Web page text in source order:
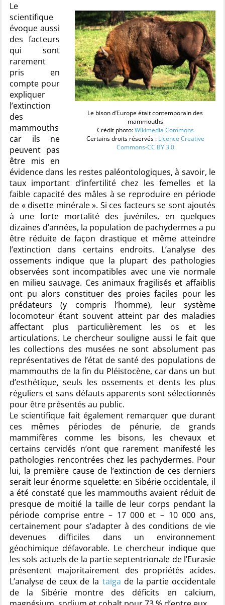
Le bison d’Europe était contemporain des
mammouths
Crédit photo:Wikimedia Commons
Certains droits réservés : Licence Creative
Commons-CC BY 3.0
Le
scientifique
évoque aussi
des facteurs
qui sont
rarement
pris en
compte pour
expliquer
l’extinction
des
mammouths
car ils ne
peuvent pas
être mis en
évidence dans les restes paléontologiques, à savoir, le
taux important d’infertilité chez les femelles et la
faible capacité des mâles à se reproduire en période
de « disette minérale ». Si ces facteurs se sont ajoutés
à une forte mortalité des juvéniles, en quelques
dizaines d’années, la population de pachydermes a pu
être réduite de façon drastique et même atteindre
l’extinction dans certains endroits. L’analyse des
ossements indique que la plupart des pathologies
observées sont incompatibles avec une vie normale
en milieu sauvage. Ces animaux fragilisés et affaiblis
ont pu alors constituer des proies faciles pour les
prédateurs (y compris l’homme), leur système
locomoteur étant souvent atteint par des maladies
affectant plus particulièrement les os et les
articulations. Le chercheur souligne aussi le fait que
les collections des musées ne sont absolument pas
représentatives de l’état de santé des populations de
mammouths de la fin du Pléistocène, car dans un but
d’esthétique, seuls les ossements et dents les plus
réguliers et sans défauts apparents sont sélectionnés
pour être présentés au public.
Le scientifique fait également remarquer que durant
ces mêmes périodes de pénurie, de grands
mammifères comme les bisons, les chevaux et
certains cervidés n’ont que rarement manifesté les
pathologies rencontrées chez les pachydermes. Pour
lui, la première cause de l’extinction de ces derniers
serait leur énorme squelette: en Sibérie occidentale, il
a été constaté que les mammouths avaient réduit de
presque de moitié la taille de leur corps pendant la
période comprise entre – 17 000 et – 10 000 ans,
certainement pour s’adapter à des conditions de vie
devenues difficiles dans un environnement
géochimique défavorable. Le chercheur indique que
les sols actuels de la partie septentrionale de l’Eurasie
présentent majoritairement des propriétés acides.
L’analyse de ceux de la taïga de la partie occidentale
de la Sibérie montre des déficits en calcium,